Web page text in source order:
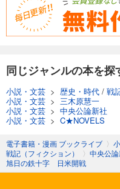
同じジャンルの本を探
小説・文芸 > 歴史・時代 / 戦
小説・文芸 > 三木原慧一
小説・文芸 > 中央公論新社
小説・文芸 > C★NOVELS
電子書籍・漫画 ブックライブ 〉
戦記（フィクション）
〉 中央公
旭日の鉄十字 日米開戦